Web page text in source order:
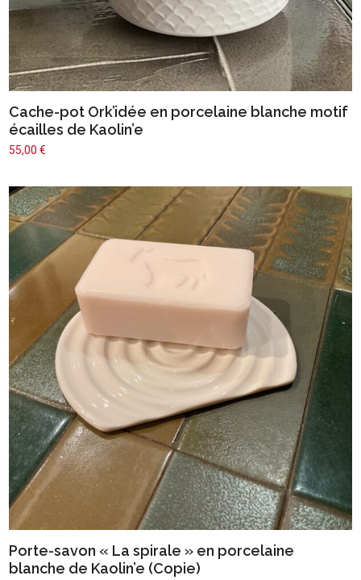
Cache-pot Ork’idée en porcelaine blanche motif
écailles de Kaolin’e
55,00€
Porte-savon « La spirale » en porcelaine
blanche de Kaolin’e (Copie)